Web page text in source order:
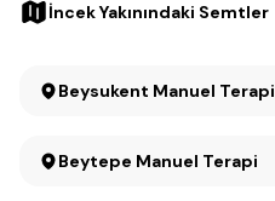
İncek Yakınındaki Semtler
Beysukent Manuel Terapi
Beytepe Manuel Terapi